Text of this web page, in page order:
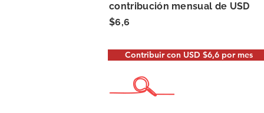
contribución mensual de USD
$6,6
Contribuir con USD $6,6 por mes